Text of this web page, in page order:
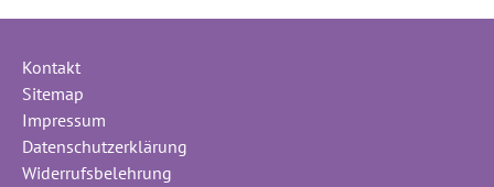
Kontakt
Sitemap
Impressum
Datenschutzerklärung
Widerrufsbelehrung